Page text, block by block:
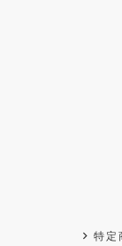
特定